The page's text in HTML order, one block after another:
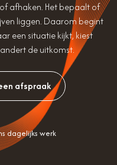
afhaken. Het bepaalt of
liggen. Daarom begint
een situatie kijkt, kiest
de uitkomst.
afspraak
dagelijks werk